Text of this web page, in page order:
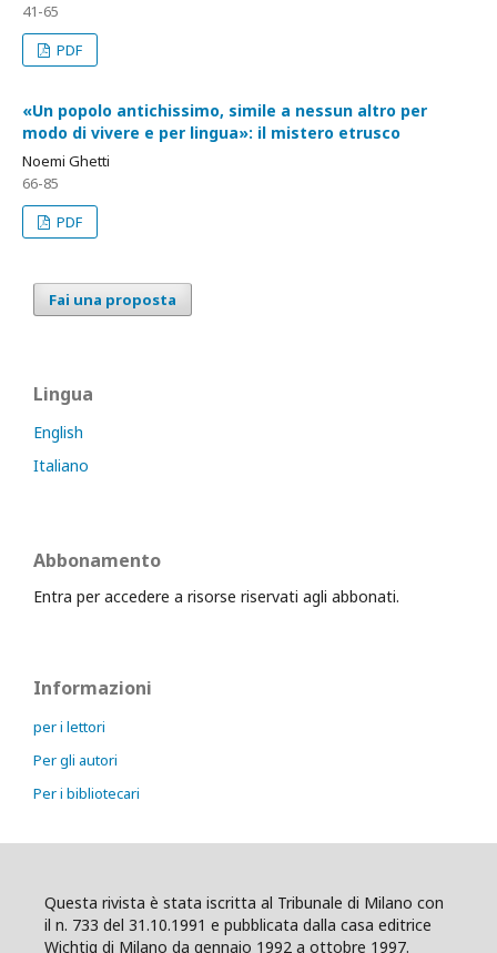
41-65
PDF
«Un popolo antichissimo, simile a nessun altro per
modo di vivere e per lingua»: il mistero etrusco
Noemi Ghetti
66-85
PDF
Fai una proposta
Lingua
English
Italiano
Abbonamento
Entra per accedere a risorse riservati agli abbonati.
Informazioni
per i lettori
Per gli autori
Per i bibliotecari
Questa rivista è stata iscritta al Tribunale di Milano con
il n. 733 del 31.10.1991 e pubblicata dalla casa editrice
Wichtig di Milano da gennaio 1992 a ottobre 1997.